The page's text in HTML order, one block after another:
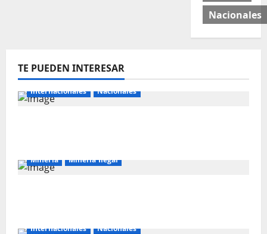
Nacionales
TE PUEDEN INTERESAR
Internacionales Nacionales
Mineria Mineria Ilegal
Internacionales Nacionales